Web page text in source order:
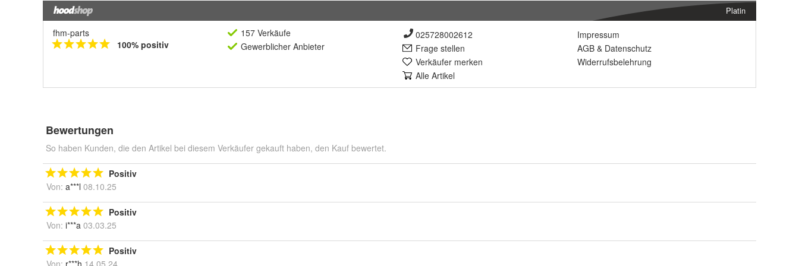
Platin
fhm-parts
100% positiv
157 Verkäufe
Gewerblicher Anbieter
025728002612
Frage stellen
Verkäufer merken
Alle Artikel
Impressum
AGB & Datenschutz
Widerrufsbelehrung
Bewertungen
So haben Kunden, die den Artikel bei diesem Verkäufer gekauft haben, den Kauf bewertet.
Positiv
Von: a***l 08.10.25
Positiv
Von: i***a 03.03.25
Positiv
Von: r***h 14.05.24